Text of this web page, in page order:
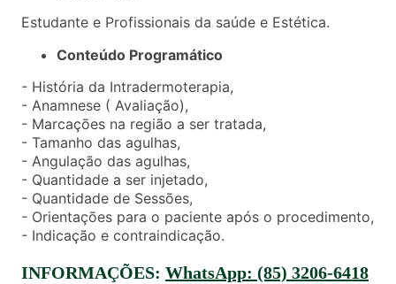
Estudante e Profissionais da saúde e Estética.
Conteúdo Programático
- História da Intradermoterapia,
- Anamnese ( Avaliação),
- Marcações na região a ser tratada,
- Tamanho das agulhas,
- Angulação das agulhas,
- Quantidade a ser injetado,
- Quantidade de Sessões,
- Orientações para o paciente após o procedimento,
- Indicação e contraindicação.
INFORMAÇÕES: WhatsApp: (85) 3206-6418